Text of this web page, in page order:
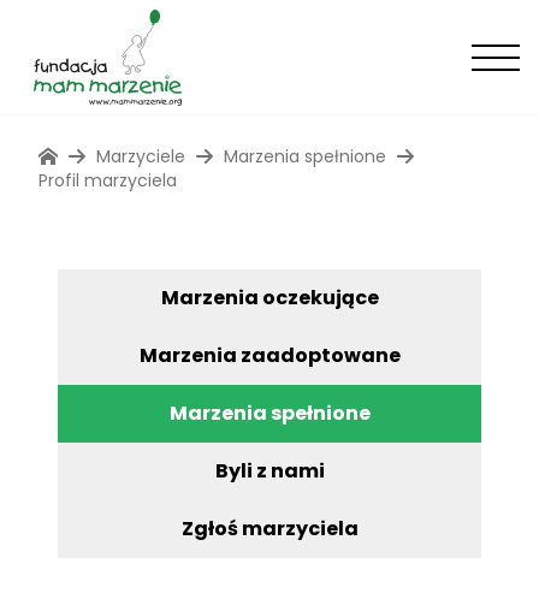
Marzyciele
Marzenia spełnione
Profil marzyciela
Marzenia oczekujące
Marzenia zaadoptowane
Marzenia spełnione
Byli z nami
Zgłoś marzyciela